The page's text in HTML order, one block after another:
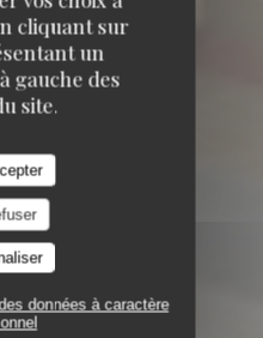
cliquant sur
un
gauche des
site.
données à caractère